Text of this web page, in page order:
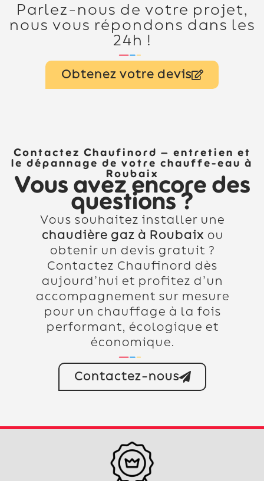
Parlez-nous de votre projet,
nous vous répondons dans les
24h !
Obtenez votre devis
Contactez Chaufinord – entretien et
le dépannage de votre chauffe-eau à
Roubaix
Vous avez encore des
questions ?
Vous souhaitez installer une
chaudière gaz à Roubaixou
obtenir un devis gratuit ?
Contactez Chaufinord dès
aujourd’hui et profitez d’un
accompagnement sur mesure
pour un chauffage à la fois
performant, écologique et
économique.
Contactez-nous